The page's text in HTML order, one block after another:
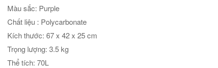
Màu sắc: Purple
Chất liệu : Polycarbonate
Kích thước: 67 x 42 x 25 cm
Trọng lượng: 3.5 kg
Thể tích: 70L